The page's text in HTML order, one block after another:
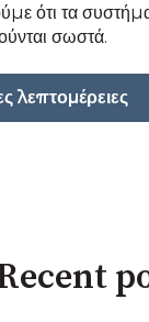
ότι τα
σωστά.
λεπτομέρειες